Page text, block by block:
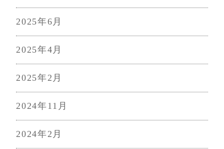
2025年6月
2025年4月
2025年2月
2024年11月
2024年2月